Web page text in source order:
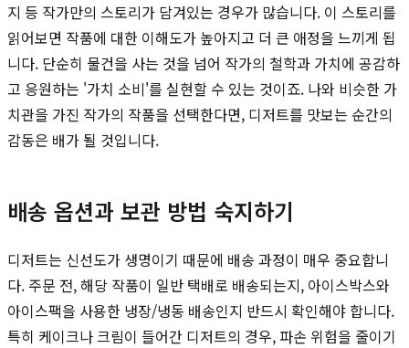
지 등 작가만의 스토리가 담겨있는 경우가 많습니다. 이 스토리를
읽어보면 작품에 대한 이해도가 높아지고 더 큰 애정을 느끼게 됩
니다. 단순히 물건을 사는 것을 넘어 작가의 철학과 가치에 공감하
고 응원하는 '가치 소비'를 실현할 수 있는 것이죠. 나와 비슷한 가
치관을 가진 작가의 작품을 선택한다면, 디저트를 맛보는 순간의
감동은 배가 될 것입니다.
배송 옵션과 보관 방법 숙지하기
디저트는 신선도가 생명이기 때문에 배송 과정이 매우 중요합니
다. 주문 전, 해당 작품이 일반 택배로 배송되는지, 아이스박스와
아이스팩을 사용한 냉장/냉동 배송인지 반드시 확인해야 합니다.
특히 케이크나 크림이 들어간 디저트의 경우, 파손 위험을 줄이기